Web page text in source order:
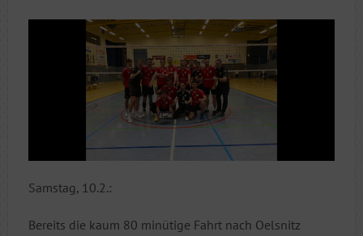
Samstag, 10.2.:
Bereits die kaum 80 minütige Fahrt nach Oelsnitz